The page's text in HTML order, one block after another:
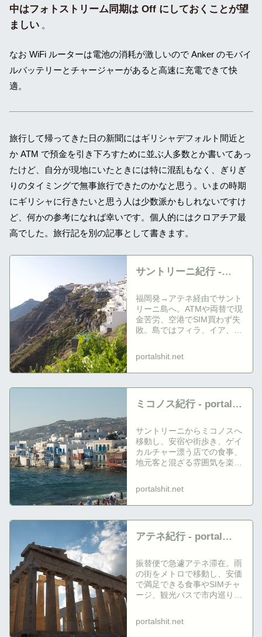
中はフォトストリーム同期は Off にしておくことが望
ましい。
なお WiFi ルーターは電池の消耗が激しいので Anker のモバイ
ルバッテリーとチャージャーがあると高速に充電できて快
適。
旅行して帰ってきた日の新聞にはギリシャデフォルト間近と
か ATM で預金を引き下ろすために並ぶ人多数とか書いてあっ
たけど、自分が現地にいたときには特に混乱もなく、ぎりぎ
りのタイミングで無事旅行できたのかなと思う。いまの時期
にギリシャに行きたいと思う人は少数派かもしれないですけ
ど、何かの参考になれば幸いです。個人的にはクロアチア最
高でした。旅行記を別の記事として書きます。
サントリーニ紀行 -
福岡発→アテネ経由でサント
リーニ島へ。ATMや両替で現
金苦労、空港でSIM買わず失
敗。島ではフィラ、イア、イ
街並み、ロバや階段の難所、
宿の当た...
portalshit.net
ミコノス紀行 - portal
サントリーニからミコノスへ
移動し、安宿や街歩き、ゲイ
カルチャー漂う店での食事、
地元客と混ざる雰囲気を楽し
ーや地元パン屋の発見、親切
な宿主や出会...
portalshit.net
アテネ紀行 - portal
振替便で急遽アテネ滞在。雨
の街をメトロで移動し、安価
で満足できる食事やSIMチャ
ージ、観光バスで市内巡り。
け、庶民的な街の猥雑さと親
portalshit.net